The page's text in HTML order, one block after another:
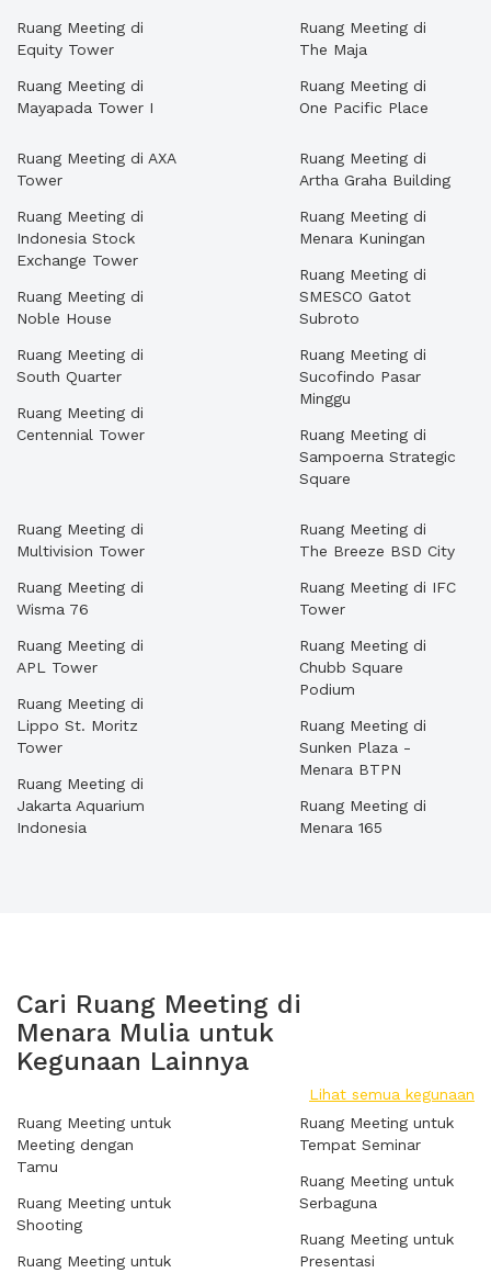
Ruang Meeting di
Equity Tower
Ruang Meeting di
Mayapada Tower I
Ruang Meeting di
The Maja
Ruang Meeting di
One Pacific Place
Ruang Meeting di AXA
Tower
Ruang Meeting di
Indonesia Stock
Exchange Tower
Ruang Meeting di
Noble House
Ruang Meeting di
South Quarter
Ruang Meeting di
Centennial Tower
Ruang Meeting di
Artha Graha Building
Ruang Meeting di
Menara Kuningan
Ruang Meeting di
SMESCO Gatot
Subroto
Ruang Meeting di
Sucofindo Pasar
Minggu
Ruang Meeting di
Sampoerna Strategic
Square
Ruang Meeting di
Multivision Tower
Ruang Meeting di
Wisma 76
Ruang Meeting di
APL Tower
Ruang Meeting di
Lippo St. Moritz
Tower
Ruang Meeting di
Jakarta Aquarium
Indonesia
Ruang Meeting di
The Breeze BSD City
Ruang Meeting di IFC
Tower
Ruang Meeting di
Chubb Square
Podium
Ruang Meeting di
Sunken Plaza -
Menara BTPN
Ruang Meeting di
Menara 165
Cari Ruang Meeting di
Menara Mulia untuk
Kegunaan Lainnya
Lihat semua kegunaan
Ruang Meeting untuk
Meeting dengan
Tamu
Ruang Meeting untuk
Shooting
Ruang Meeting untuk
Ruang Meeting untuk
Tempat Seminar
Ruang Meeting untuk
Serbaguna
Ruang Meeting untuk
Presentasi